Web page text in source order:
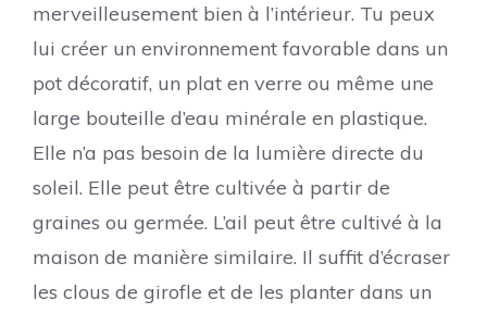
merveilleusement bien à l’intérieur. Tu peux
lui créer un environnement favorable dans un
pot décoratif, un plat en verre ou même une
large bouteille d’eau minérale en plastique.
Elle n’a pas besoin de la lumière directe du
soleil. Elle peut être cultivée à partir de
graines ou germée. L’ail peut être cultivé à la
maison de manière similaire. Il suffit d’écraser
les clous de girofle et de les planter dans un